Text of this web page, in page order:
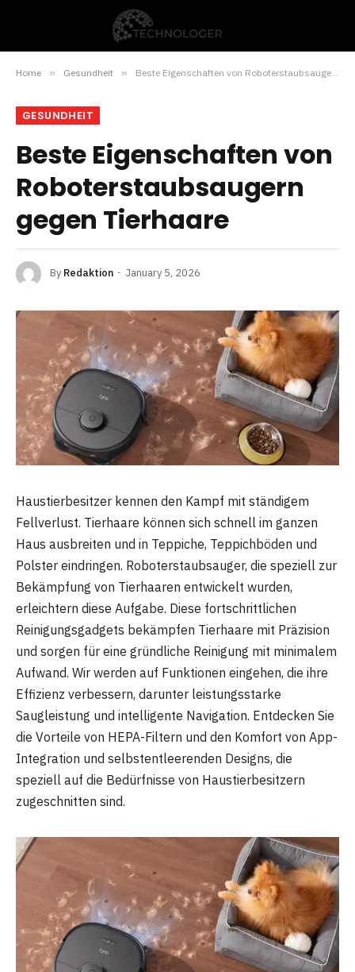
Home » Gesundheit » Beste Eigenschaften von Roboterstaubsaugern gegen Tierhaare
GESUNDHEIT
Beste Eigenschaften von
Roboterstaubsaugern
gegen Tierhaare
By Redaktion January 5, 2026
Haustierbesitzer kennen den Kampf mit ständigem
Fellverlust. Tierhaare können sich schnell im ganzen
Haus ausbreiten und in Teppiche, Teppichböden und
Polster eindringen. Roboterstaubsauger, die speziell zur
Bekämpfung von Tierhaaren entwickelt wurden,
erleichtern diese Aufgabe. Diese fortschrittlichen
Reinigungsgadgets bekämpfen Tierhaare mit Präzision
und sorgen für eine gründliche Reinigung mit minimalem
Aufwand. Wir werden auf Funktionen eingehen, die ihre
Effizienz verbessern, darunter leistungsstarke
Saugleistung und intelligente Navigation. Entdecken Sie
die Vorteile von HEPA-Filtern und den Komfort von App-
Integration und selbstentleerenden Designs, die
speziell auf die Bedürfnisse von Haustierbesitzern
zugeschnitten sind.